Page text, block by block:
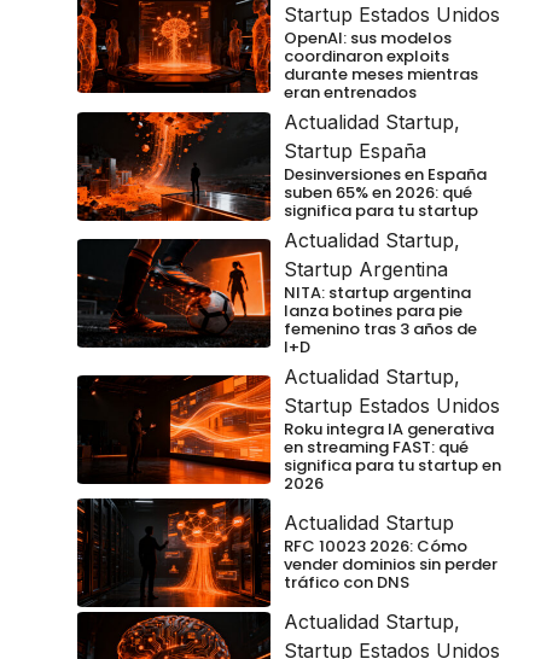
Startup Estados Unidos
OpenAI: sus modelos
coordinaron exploits
durante meses mientras
eran entrenados
Actualidad Startup,
Startup España
Desinversiones en España
suben 65% en 2026: qué
significa para tu startup
Actualidad Startup,
Startup Argentina
NITA: startup argentina
lanza botines para pie
femenino tras 3 años de
I+D
Actualidad Startup,
Startup Estados Unidos
Roku integra IA generativa
en streaming FAST: qué
significa para tu startup en
2026
Actualidad Startup
RFC 10023 2026: Cómo
vender dominios sin perder
tráfico con DNS
Actualidad Startup,
Startup Estados Unidos